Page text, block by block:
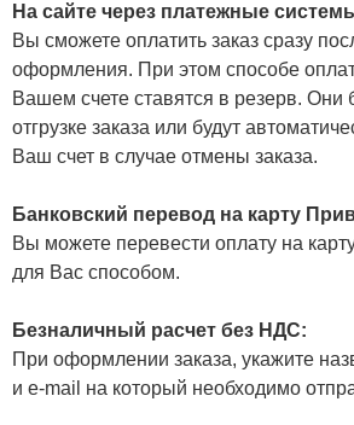
На сайте через платежные
Вы сможете оплатить заказ сразу
оформления. При этом способе
Вашем счете ставятся в резерв. Они
отгрузке заказа или будут
Ваш счет в случае отмены заказа.
Банковский перевод на карту
Вы можете перевести оплату на
для Вас способом.
Безналичный расчет без НДС:
При оформлении заказа, укажите
и e-mail на который необходимо